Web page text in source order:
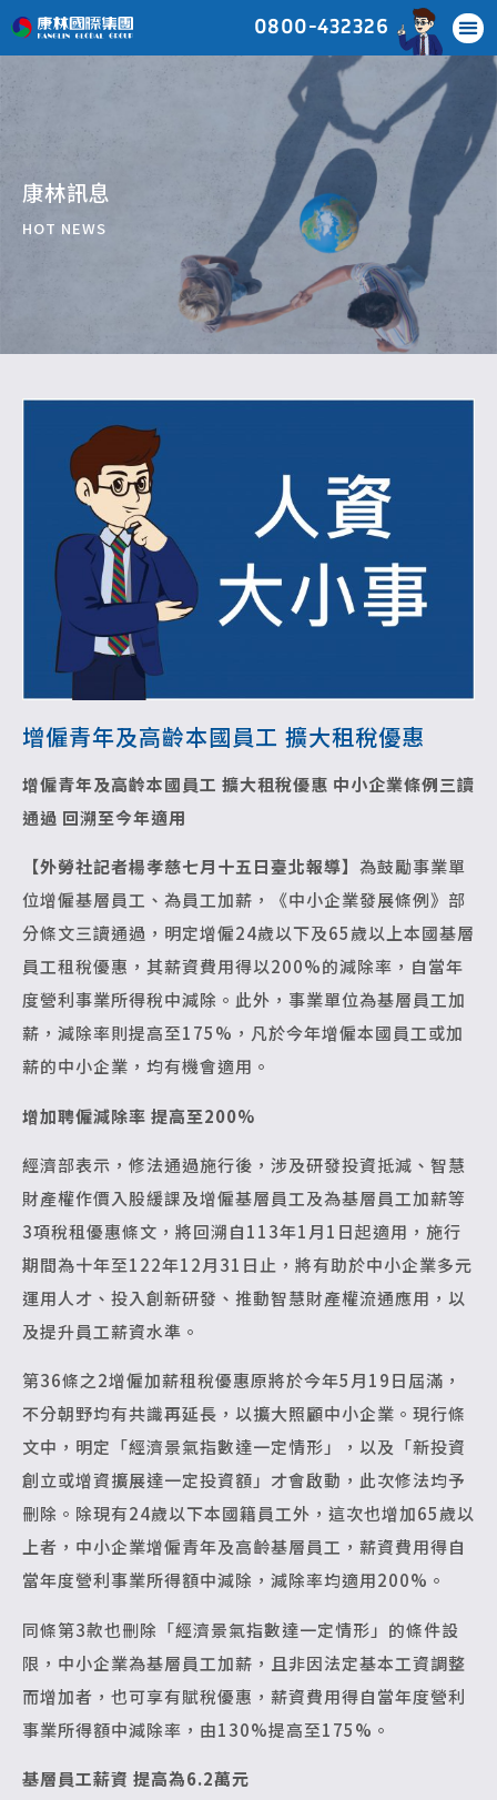
0800-432326
康林訊息
HOT NEWS
增僱青年及高齡本國員工 擴大租稅優惠
增僱青年及高齡本國員工 擴大租稅優惠 中小企業條例三讀
通過 回溯至今年適用
【外勞社記者楊孝慈七月十五日臺北報導】 為鼓勵事業單
位增僱基層員工、為員工加薪，《中小企業發展條例》部
分條文三讀通過，明定增僱24歲以下及65歲以上本國基層
員工租稅優惠，其薪資費用得以200%的減除率，自當年
度營利事業所得稅中減除。此外，事業單位為基層員工加
薪，減除率則提高至175%，凡於今年增僱本國員工或加
薪的中小企業，均有機會適用。
增加聘僱減除率 提高至200%
經濟部表示，修法通過施行後，涉及研發投資抵減、智慧
財產權作價入股緩課及增僱基層員工及為基層員工加薪等
3項稅租優惠條文，將回溯自113年1月1日起適用，施行
期間為十年至122年12月31日止，將有助於中小企業多元
運用人才、投入創新研發、推動智慧財產權流通應用，以
及提升員工薪資水準。
第36條之2增僱加薪租稅優惠原將於今年5月19日屆滿，
不分朝野均有共識再延長，以擴大照顧中小企業。現行條
文中，明定「經濟景氣指數達一定情形」，以及「新投資
創立或增資擴展達一定投資額」才會啟動，此次修法均予
刪除。除現有24歲以下本國籍員工外，這次也增加65歲以
上者，中小企業增僱青年及高齡基層員工，薪資費用得自
當年度營利事業所得額中減除，減除率均適用200%。
同條第3款也刪除「經濟景氣指數達一定情形」的條件設
限，中小企業為基層員工加薪，且非因法定基本工資調整
而增加者，也可享有賦稅優惠，薪資費用得自當年度營利
事業所得額中減除率，由130%提高至175%。
基層員工薪資 提高為6.2萬元